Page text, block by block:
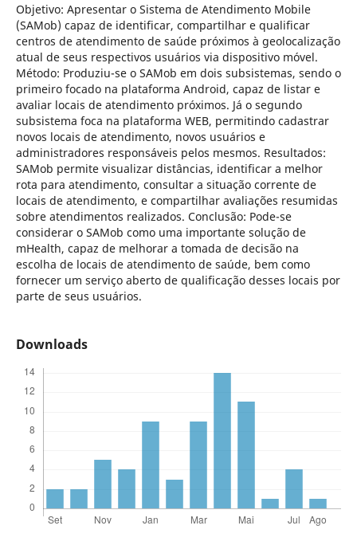
Objetivo: Apresentar o Sistema de Atendimento Mobile
(SAMob) capaz de identificar, compartilhar e qualificar
centros de atendimento de saúde próximos à geolocalização
atual de seus respectivos usuários via dispositivo móvel.
Método: Produziu-se o SAMob em dois subsistemas, sendo o
primeiro focado na plataforma Android, capaz de listar e
avaliar locais de atendimento próximos. Já o segundo
subsistema foca na plataforma WEB, permitindo cadastrar
novos locais de atendimento, novos usuários e
administradores responsáveis pelos mesmos. Resultados:
SAMob permite visualizar distâncias, identificar a melhor
rota para atendimento, consultar a situação corrente de
locais de atendimento, e compartilhar avaliações resumidas
sobre atendimentos realizados. Conclusão: Pode-se
considerar o SAMob como uma importante solução de
mHealth, capaz de melhorar a tomada de decisão na
escolha de locais de atendimento de saúde, bem como
fornecer um serviço aberto de qualificação desses locais por
parte de seus usuários.
Downloads